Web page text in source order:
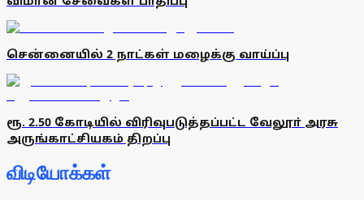
சென்னையில் 2 நாட்கள் மழைக்கு வாய்ப்பு
ரூ. 2.50 கோடியில் விரிவுபடுத்தப்பட்ட வேலூா் அரசு
அருங்காட்சியகம் திறப்பு
விடியோக்கள்